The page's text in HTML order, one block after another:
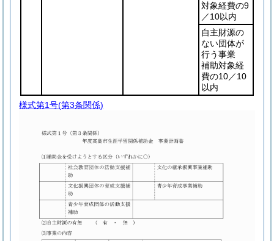
対象経費の9
／10以内
自主財源の
ない団体が
行う事業
補助対象経
費の10／10
以内
様式第1号(第3条関係)